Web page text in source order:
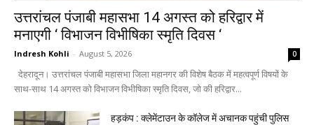
उत्तरांचल पंजाबी महासभा 14 अगस्त को हरिद्वार में
मनाएगी ‘ विभाजन विभीषिका स्मृति दिवस ‘
Indresh Kohli - August 5, 2026 0
देहरादून। उत्तरांचल पंजाबी महासभा जिला महानगर की विशेष बैठक में महत्वपूर्ण विषयों के
साथ-साथ 14 अगस्त को विभाजन विभीषिका स्मृति दिवस, जो की हरिद्वार...
हड़कंप : क्लेमेंटाउन के कॉलेज में अचानक पहुंची पुलिस